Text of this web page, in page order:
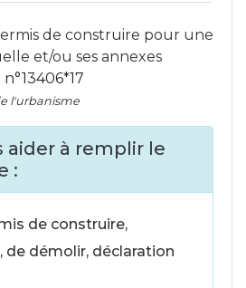
de construire pour une
et/ou ses annexes
l'urbanisme
aider à remplir le
:
de construire,
de démolir, déclaration